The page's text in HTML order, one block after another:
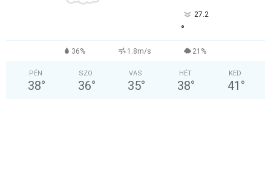
27.2
°
36% 1.8m/s 21%
PÉN
38°
SZO
36°
VAS
35°
HÉT
38°
KED
41 °